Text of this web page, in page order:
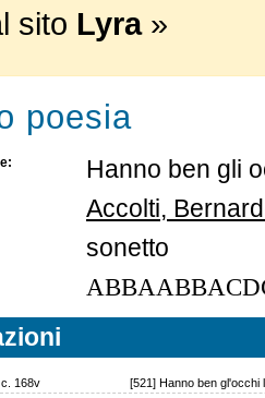
sito Lyra»
poesia
Hanno ben gli
Accolti,
sonetto
c. 168v
[521] Hanno ben gl'occhi